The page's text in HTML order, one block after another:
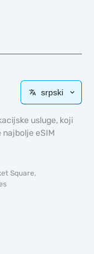
srpski
usluge, koji
eSIM
Square,